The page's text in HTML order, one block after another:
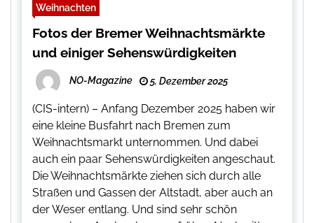
Weihnachten
Fotos der Bremer Weihnachtsmärkte
und einiger Sehenswürdigkeiten
NO-Magazine 5. Dezember 2025
(CIS-intern) – Anfang Dezember 2025 haben wir
eine kleine Busfahrt nach Bremen zum
Weihnachtsmarkt unternommen. Und dabei
auch ein paar Sehenswürdigkeiten angeschaut.
Die Weihnachtsmärkte ziehen sich durch alle
Straßen und Gassen der Altstadt, aber auch an
der Weser entlang. Und sind sehr schön